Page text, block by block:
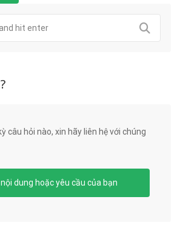
câu hỏi nào, xin hãy liên hệ với chúng
dung hoặc yêu cầu của bạn